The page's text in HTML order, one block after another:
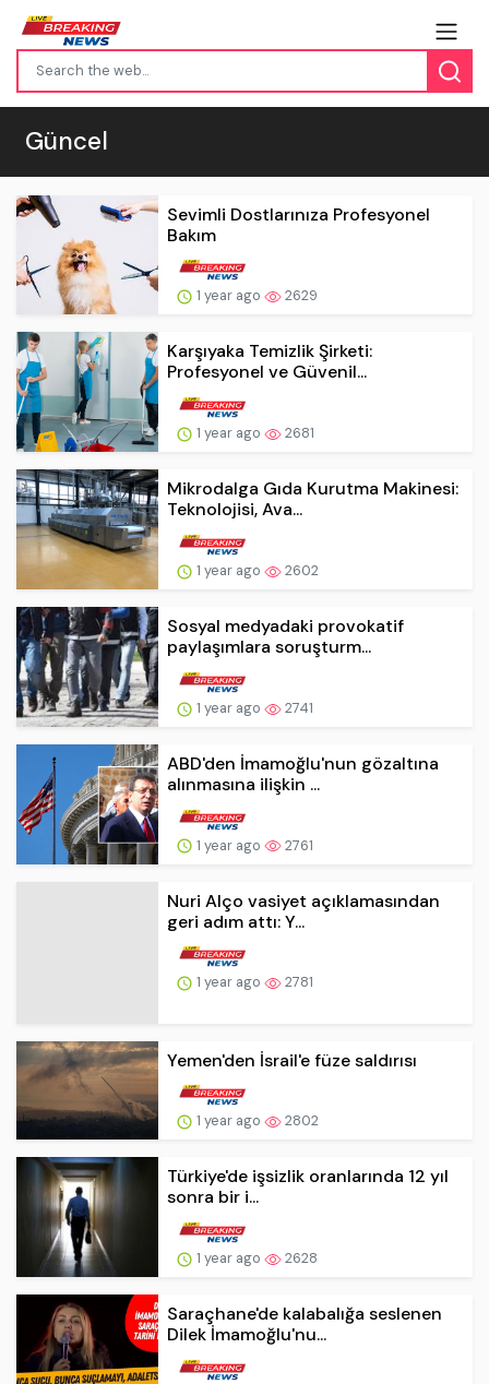
Güncel
Sevimli Dostlarınıza Profesyonel
Bakım
1 year ago 2629
Karşıyaka Temizlik Şirketi:
Profesyonel ve Güvenil...
1 year ago 2681
Mikrodalga Gıda Kurutma Makinesi:
Teknolojisi, Ava...
1 year ago 2602
Sosyal medyadaki provokatif
paylaşımlara soruşturm...
1 year ago 2741
ABD'den İmamoğlu'nun gözaltına
alınmasına ilişkin ...
1 year ago 2761
Nuri Alço vasiyet açıklamasından
geri adım attı: Y...
1 year ago 2781
Yemen'den İsrail'e füze saldırısı
1 year ago 2802
Türkiye'de işsizlik oranlarında 12 yıl
sonra bir i...
1 year ago 2628
Saraçhane'de kalabalığa seslenen
Dilek İmamoğlu'nu...